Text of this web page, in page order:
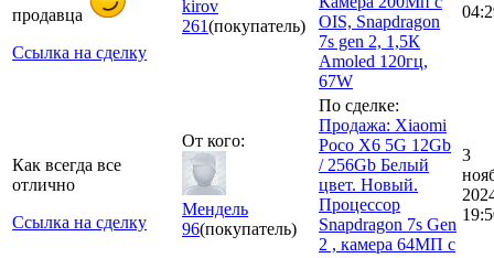
продавца
Ссылка на сделку
kirov
261(покупатель)
OIS, Snapdragon
7s gen 2, 1,5К
Amoled 120гц,
67W
Как всегда все
отлично
Ссылка на сделку
От кого:
Мендель
96(покупатель)
По сделке:
Продажа: Xiaomi
Poco X6 5G 12Gb
/ 256Gb Белый
цвет. Новый.
Процессор
Snapdragon 7s Gen
2 , камера 64МП с
3